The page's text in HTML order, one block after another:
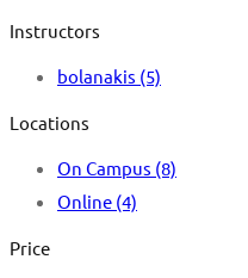
Instructors
bolanakis (5)
Locations
On Campus (8)
Online (4)
Price